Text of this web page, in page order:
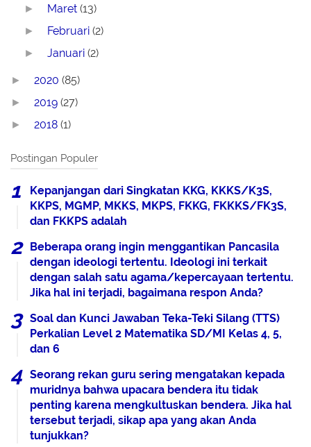
► Maret(13)
► Februari(2)
► Januari(2)
► 2020 (85)
► 2019 (27)
► 2018 (1)
Postingan Populer
Kepanjangan dari Singkatan KKG, KKKS/K3S,
KKPS, MGMP, MKKS, MKPS, FKKG, FKKKS/FK3S,
dan FKKPS adalah
Beberapa orang ingin menggantikan Pancasila
dengan ideologi tertentu. Ideologi ini terkait
dengan salah satu agama/kepercayaan tertentu.
Jika hal ini terjadi, bagaimana respon Anda?
Soal dan Kunci Jawaban Teka-Teki Silang (TTS)
Perkalian Level 2 Matematika SD/MI Kelas 4, 5,
dan 6
Seorang rekan guru sering mengatakan kepada
muridnya bahwa upacara bendera itu tidak
penting karena mengkultuskan bendera. Jika hal
tersebut terjadi, sikap apa yang akan Anda
tunjukkan?